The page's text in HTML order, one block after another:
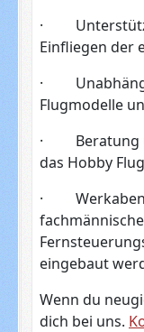
·
Einfliegen der
·
Flugmodelle
· Beratung
das Hobby
·
eingebaut
Wenn du
dich bei uns.